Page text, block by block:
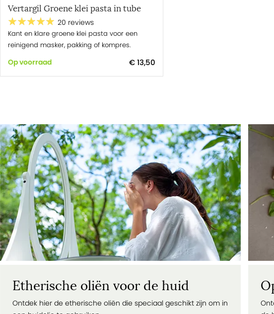
Vertargil Groene klei pasta in tube
20 reviews
Kant en klare groene klei pasta voor een
reinigend masker, pakking of kompres.
€ 13,50
Op voorraad
Etherische oliën voor de huid
Ontdek hier de etherische oliën die speciaal geschikt zijn om in